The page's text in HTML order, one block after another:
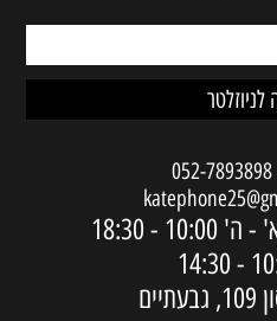
052-7893898
- ה' 10:00 - 18:30